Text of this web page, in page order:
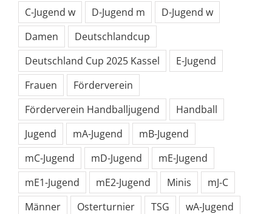
C-Jugend w
D-Jugend m
D-Jugend w
Damen
Deutschlandcup
Deutschland Cup 2025 Kassel
E-Jugend
Frauen
Förderverein
Förderverein Handballjugend
Handball
Jugend
mA-Jugend
mB-Jugend
mC-Jugend
mD-Jugend
mE-Jugend
mE1-Jugend
mE2-Jugend Minis
mJ-C
Männer
Osterturnier TSG
wA-Jugend